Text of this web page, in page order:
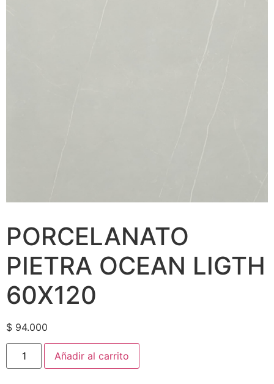
PORCELANATO
PIETRA OCEAN LIGTH
60X120
$ 94.000
Añadir al carrito